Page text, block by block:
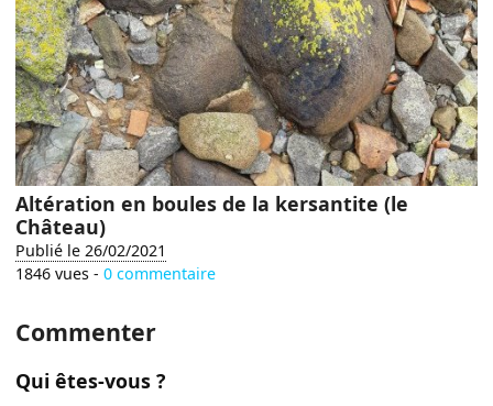
Altération en boules de la kersantite (le
Château)
Publié le 26/02/2021
1846 vues -0 commentaire
Commenter
Qui êtes-vous ?